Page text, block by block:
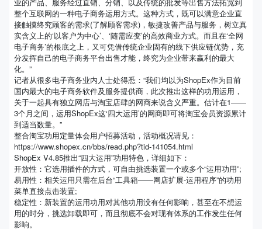
整个互联网的一种电子商务运用方式。这种方式，既可以满意企业直
接触摸终究顾客的需求(了解顾客需求)，敏捷改善产品与服务，树立真
实含义上的‘以客户为中心’、‘随需应变’的高效商业方式。而且在‘全网
电子商务’的根底之上，又可凭借传统企业固有的线下供应链优势，充
分发挥自己的电子商务平台出售才能，终究为企业带来赢利的最大
化。”
记者从很多电子商务业内人士处得悉：“我们均以为ShopEx作为目前
国内最大的电子商务软件及服务提供商，此次推出这样的功用运用，
关于一起具有独立网店与淘宝店肆的网商来说含义严重。估计在1——
3个月之间，运用ShopEx这‘四大运用’的网商即可将淘宝会员资源累计
到适当数量。”
整合淘宝功用定量体会用户招募活动，活动概况请见：
https://www.shopex.cn/bbs/read.php?tid-141054.html
ShopEx V4.85推出“四大运用”功用特色，详细如下：
开放性：它选用插件的方式，可自由挑选装置一个或多个“运用功用”;
易用性：相关运用只需在后台“工具箱——网店扩展-运用程序”的功用
菜单直接点击装置;
稳定性：新装置的运用功用对其他功用没有任何影响，甚至在不想运
用的时分，挑选卸载即可，而且彻底不会对现有体系的工作发生任何
影响。